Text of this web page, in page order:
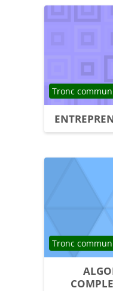
Catégorie de
Tronc commun
Catégorie de
Tronc commun